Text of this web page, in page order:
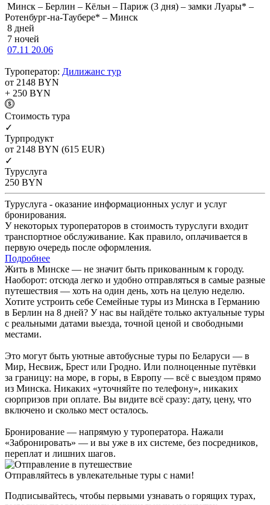
Минск – Берлин – Кёльн – Париж (3 дня) – замки Луары* –
Ротенбург-на-Таубере* – Минск
8 дней
7 ночей
07.11 20.06
Туроператор: Дилижанс тур
от 2148 BYN
+ 250 BYN
Cтоимость тура
✓
Турпродукт
от 2148 BYN (615 EUR)
✓
Туруслуга
250 BYN
Туруслуга - оказание информационных услуг и услуг
бронирования.
У некоторых туроператоров в стоимость туруслуги входит
транспортное обслуживание. Как правило, оплачивается в
первую очередь после оформления.
Подробнее
Жить в Минске — не значит быть прикованным к городу.
Наоборот: отсюда легко и удобно отправляться в самые разные
путешествия — хоть на один день, хоть на целую неделю.
Хотите устроить себе Семейные туры из Минска в Германию
в Берлин на 8 дней? У нас вы найдёте только актуальные туры
с реальными датами выезда, точной ценой и свободными
местами.
Это могут быть уютные автобусные туры по Беларуси — в
Мир, Несвиж, Брест или Гродно. Или полноценные путёвки
за границу: на море, в горы, в Европу — всё с выездом прямо
из Минска. Никаких «уточняйте по телефону», никаких
сюрпризов при оплате. Вы видите всё сразу: дату, цену, что
включено и сколько мест осталось.
Бронирование — напрямую у туроператора. Нажали
«Забронировать» — и вы уже в их системе, без посредников,
переплат и лишних шагов.
Отправляйтесь в увлекательные туры с нами!
Подписывайтесь, чтобы первыми узнавать о горящих турах,